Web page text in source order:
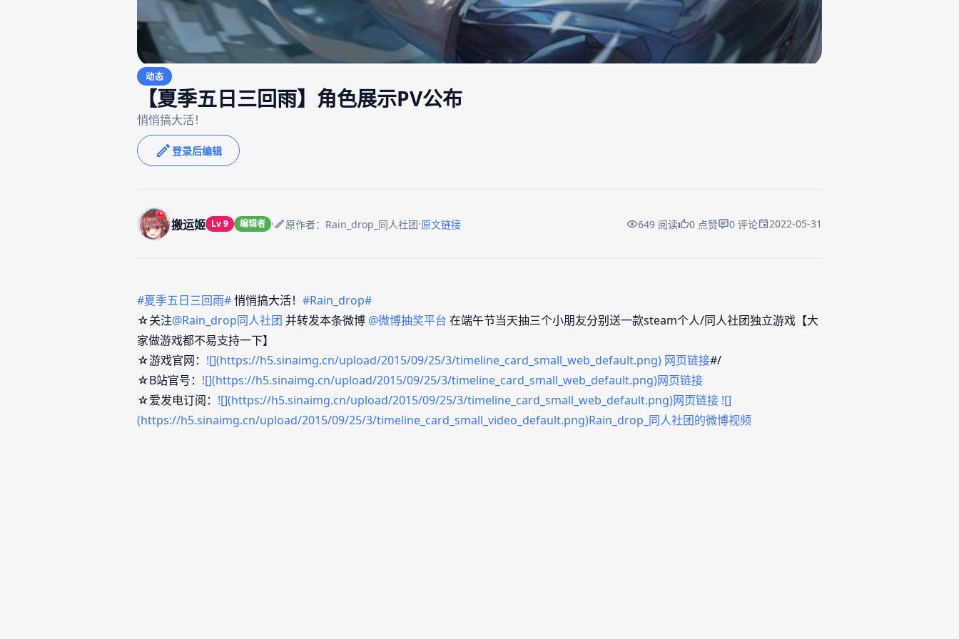
动态
【夏季五日三回雨】角色展示PV公布
登录后编辑
搬运姬 Lv 9 编辑者 · 原作者：Rain_drop_同人社团·原文链接 649 阅读 0 点赞 0 评论 2022-05-31
#夏季五日三回雨#悄悄搞大活！ #Rain_drop#
☆关注@Rain_drop同人社团 并转发本条微博 @微博抽奖平台 在端午节当天抽三个小朋友分别送一款steam个人/同人社团独立游戏【大
家做游戏都不易支持一下】
☆游戏官网： ![](https://h5.sinaimg.cn/upload/2015/09/25/3/timeline_card_small_web_default.png) 网页链接#/
☆B站官号： ![](https://h5.sinaimg.cn/upload/2015/09/25/3/timeline_card_small_web_default.png)网页链接
☆爱发电订阅： ![](https://h5.sinaimg.cn/upload/2015/09/25/3/timeline_card_small_web_default.png)网页链接 ![]
(https://h5.sinaimg.cn/upload/2015/09/25/3/timeline_card_small_video_default.png)Rain_drop_同人社团的微博视频